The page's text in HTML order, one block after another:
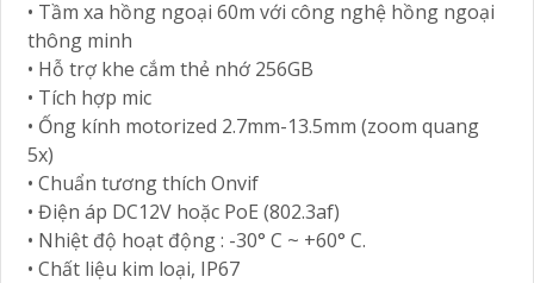
• Tầm xa hồng ngoại 60m với công nghệ hồng ngoại
thông minh
• Hỗ trợ khe cắm thẻ nhớ 256GB
• Tích hợp mic
• Ống kính motorized 2.7mm-13.5mm (zoom quang
5x)
• Chuẩn tương thích Onvif
• Điện áp DC12V hoặc PoE (802.3af)
• Nhiệt độ hoạt động : -30° C ~ +60° C.
• Chất liệu kim loại, IP67